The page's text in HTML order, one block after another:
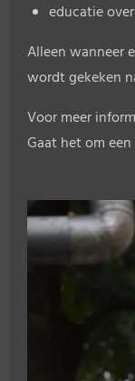
educatie
Alleen wanneer
wordt gekeken
Voor meer
Gaat het om